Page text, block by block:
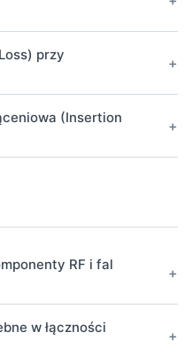
przy
+
(Insertion
+
RF i fal
+
w łączności
+